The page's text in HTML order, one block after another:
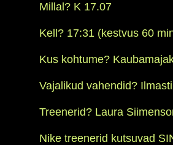
Millal? K 17.07
Kell? 17:31 (kestvus 60
Kus kohtume?
Vajalikud vahendid?
Treenerid? Laura
Nike treenerid kutsuvad